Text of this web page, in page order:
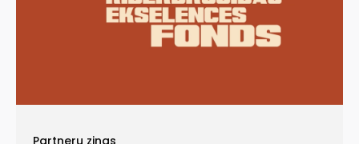
Partneru ziņas